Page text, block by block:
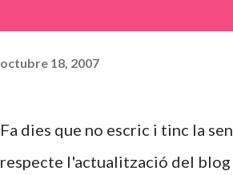
octubre 18, 2007
Fa dies que no escric i tinc la
respecte l'actualització del